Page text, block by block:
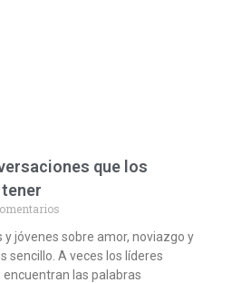
que los
y jóvenes sobre amor, noviazgo y
sencillo. A veces los líderes
las palabras